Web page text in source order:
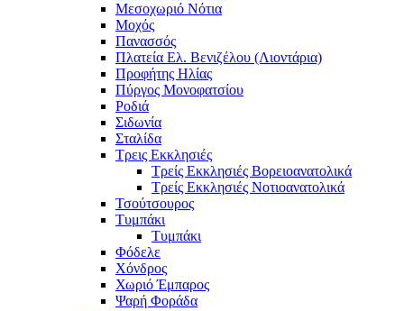
Μεσοχωριό Νότια
Μοχός
Πανασσός
Πλατεία Ελ. Βενιζέλου (Λιοντάρια)
Προφήτης Ηλίας
Πύργος Μονοφατσίου
Ροδιά
Σιδωνία
Σταλίδα
Τρεις Εκκλησιές
Τρείς Εκκλησιές Βορειοανατολικά
Τρείς Εκκλησιές Νοτιοανατολικά
Τσούτσουρος
Τυμπάκι
Τυμπάκι
Φόδελε
Χόνδρος
Χωριό Έμπαρος
Ψαρή Φοράδα